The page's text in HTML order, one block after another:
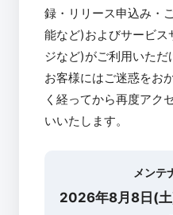
録・リリース申込み・
能など)およびサービ
ジなど)がご利用いただ
お客様にはご迷惑をお
く経ってから再度アク
いいたします。
メンテ
2026年8月8日(